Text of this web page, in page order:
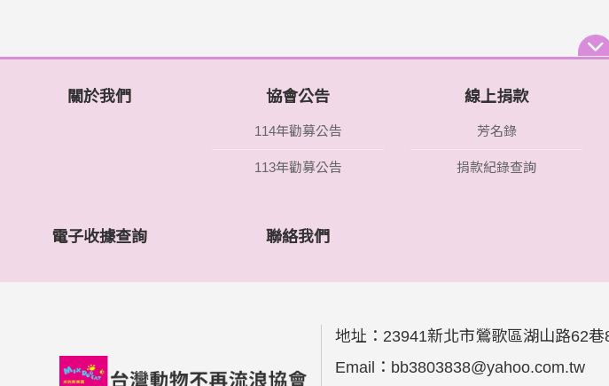
關於我們 協會公告
114年勸募公告
113年勸募公告
線上捐款
芳名錄
捐款紀錄查詢
電子收據查詢 聯絡我們
地址： 23941新北市鶯歌區湖山路62巷
Email： bb3803838@yahoo.com.tw